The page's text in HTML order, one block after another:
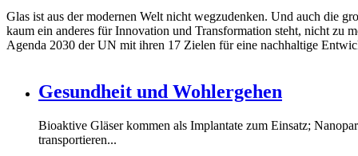
Glas ist aus der modernen Welt nicht wegzudenken. Und auch die
kaum ein anderes für Innovation und Transformation steht, nicht zu
Agenda 2030 der UN mit ihren 17 Zielen für eine nachhaltige
Gesundheit und Wohlergehen
Bioaktive Gläser kommen als Implantate zum Einsatz;
transportieren...